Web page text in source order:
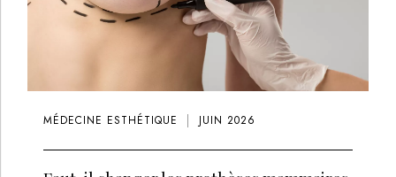
MÉDECINE ESTHÉTIQUE JUIN 2026